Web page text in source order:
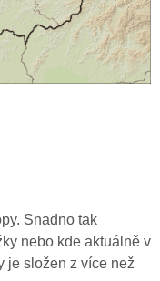
Snadno tak
nebo kde aktuálně v
je složen z více než